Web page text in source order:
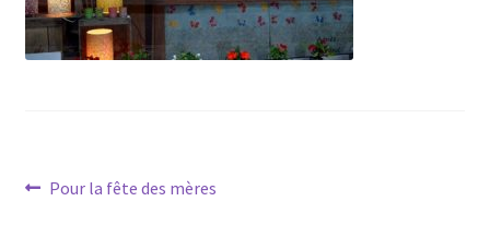
Navigation
Article
Pour la fête des mères